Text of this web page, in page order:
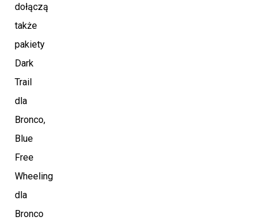
dołączą
także
pakiety
Dark
Trail
dla
Bronco,
Blue
Free
Wheeling
dla
Bronco